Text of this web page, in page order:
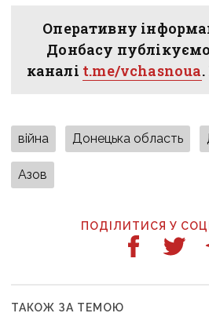
Оперативну
Донбасу
каналі t.me/vchasnoua
війна Донецька область
Азов
ПОДІЛИТИСЯ У
ТАКОЖ ЗА ТЕМОЮ